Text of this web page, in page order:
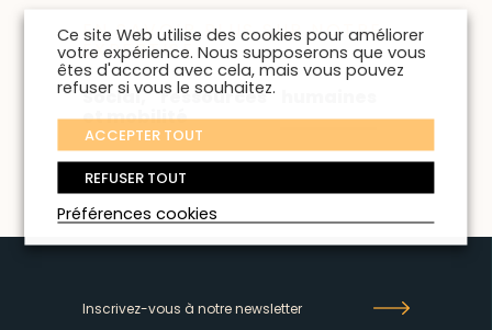
EN SAVOIR PLUS SUR NOTRE
EXPERTISE
Social, ressources humaines
et mobilité
Inscrivez-
Ce site Web utilise des cookies pour améliorer
votre expérience. Nous supposerons que vous
êtes d'accord avec cela, mais vous pouvez
refuser si vous le souhaitez.
ACCEPTER TOUT
REFUSER TOUT
Préférences cookies